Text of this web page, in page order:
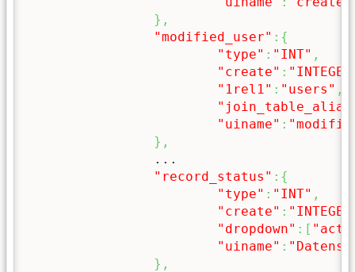
} ,
"modified_user" : {
"type" : "INT" ,
"create" :
"1rel1" : "users" ,
"uiname" :
} ,
"record_status" : {
"type" : "INT" ,
"create" :
"dropdown" : [
"uiname" :
} ,